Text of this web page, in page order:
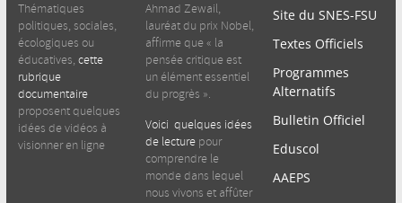
Thématiques
politiques, sociales,
écologiques ou
éducatives, cette
rubrique
documentaire
proposent quelques
idées de vidéos à
visionner en ligne
Ahmad Zewail,
lauréat du prix Nobel,
affirme que « la
pensée critique est
un élément essentiel
du progrès ».
Voici quelques idées
de lecture pour
comprendre le
monde dans lequel
nous vivons et affûter
Site du SNES-FSU
Textes Officiels
Programmes
Alternatifs
Bulletin Officiel
Eduscol
AAEPS